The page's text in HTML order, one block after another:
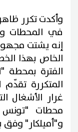
وأكدت تكرر
في المحطات
إنه يشتت
الخاص بهذا
الفترة بمحطة
المتكررة
غرار
محطات "تونس
و"أميلكار" وفق